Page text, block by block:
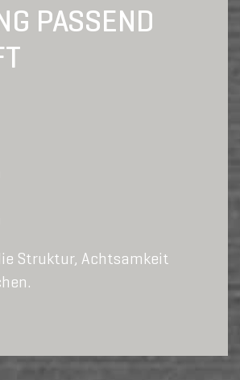
PASSEND
Struktur, Achtsamkeit